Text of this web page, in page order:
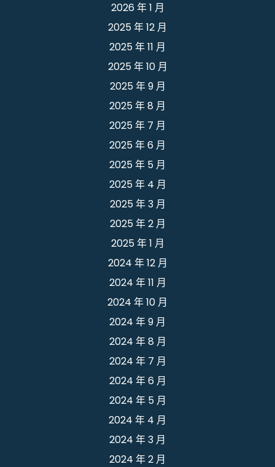
2026 年 1 月
2025 年 12 月
2025 年 11 月
2025 年 10 月
2025 年 9 月
2025 年 8 月
2025 年 7 月
2025 年 6 月
2025 年 5 月
2025 年 4 月
2025 年 3 月
2025 年 2 月
2025 年 1 月
2024 年 12 月
2024 年 11 月
2024 年 10 月
2024 年 9 月
2024 年 8 月
2024 年 7 月
2024 年 6 月
2024 年 5 月
2024 年 4 月
2024 年 3 月
2024 年 2 月